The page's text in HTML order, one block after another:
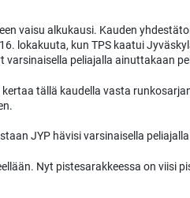
vaisu alkukausi. Kauden
lokakuuta, kun TPS kaatui
varsinaisella peliajalla ainuttakaan
tällä kaudella vasta
JYP hävisi varsinaisella
Nyt pistesarakkeessa on viisi